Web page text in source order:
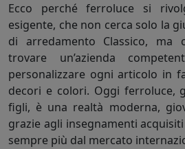
Ecco perché ferroluce si
esigente, che non cerca solo la
di arredamento Classico, ma
trovare un’azienda
personalizzare ogni articolo in
decori e colori. Oggi ferroluce,
figli, è una realtà moderna,
grazie agli insegnamenti
sempre più dal mercato